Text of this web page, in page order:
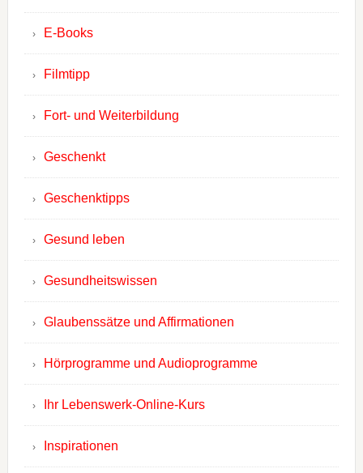
E-Books
Filmtipp
Fort- und Weiterbildung
Geschenkt
Geschenktipps
Gesund leben
Gesundheitswissen
Glaubenssätze und Affirmationen
Hörprogramme und Audioprogramme
Ihr Lebenswerk-Online-Kurs
Inspirationen